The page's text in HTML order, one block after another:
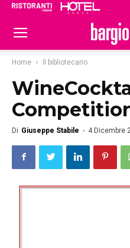
Home Il bibliotecario
Di Giuseppe Stabile - 4 Dicembre